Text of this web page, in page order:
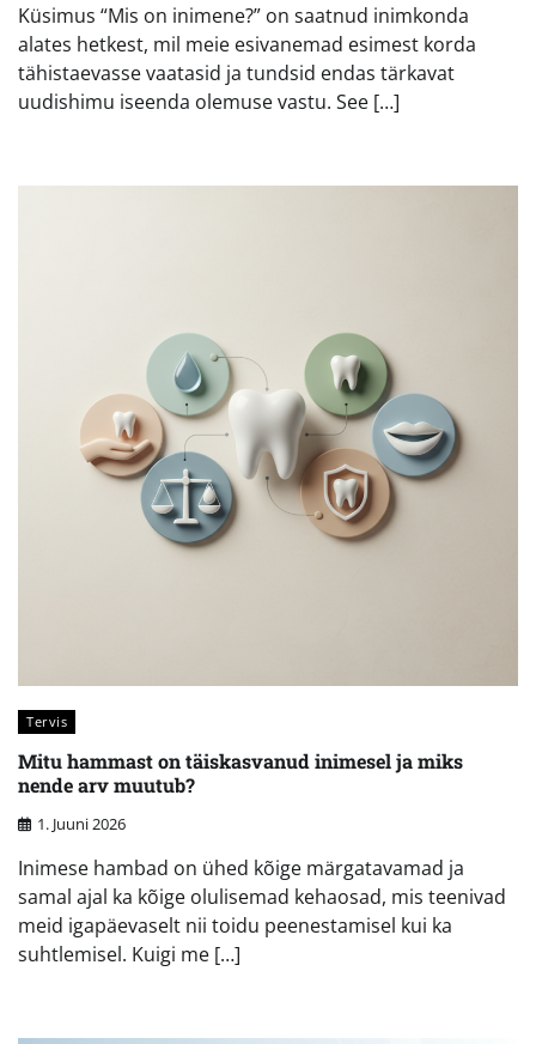
Küsimus “Mis on inimene?” on saatnud inimkonda
alates hetkest, mil meie esivanemad esimest korda
tähistaevasse vaatasid ja tundsid endas tärkavat
uudishimu iseenda olemuse vastu. See […]
Tervis
Mitu hammast on täiskasvanud inimesel ja miks
nende arv muutub?
1. Juuni 2026
Inimese hambad on ühed kõige märgatavamad ja
samal ajal ka kõige olulisemad kehaosad, mis teenivad
meid igapäevaselt nii toidu peenestamisel kui ka
suhtlemisel. Kuigi me […]